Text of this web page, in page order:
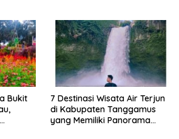
Bukit
7 Destinasi Wisata Air Terjun
di Kabupaten Tanggamus
yang Memiliki Panorama